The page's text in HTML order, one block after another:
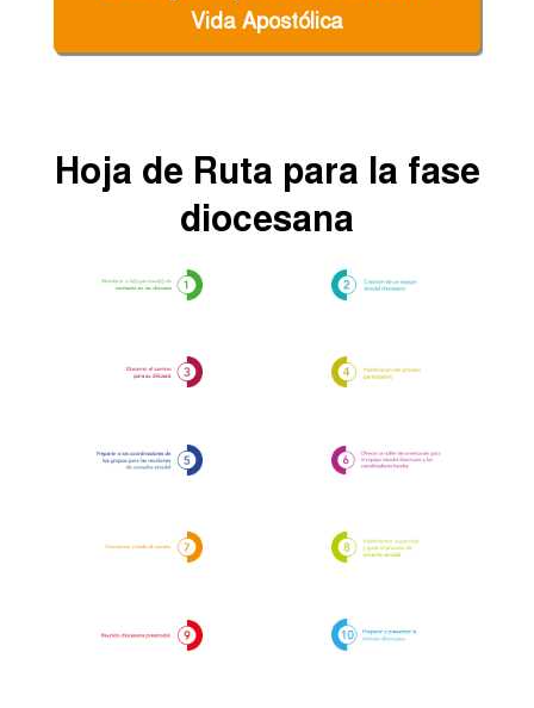
Vida Apostólica
Hoja de Ruta para la fase
diocesana